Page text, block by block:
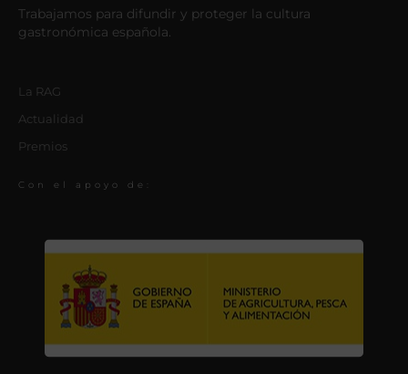
Trabajamos para difundir y proteger la cultura
gastronómica española.
La RAG
Actualidad
Premios
Con el apoyo de: